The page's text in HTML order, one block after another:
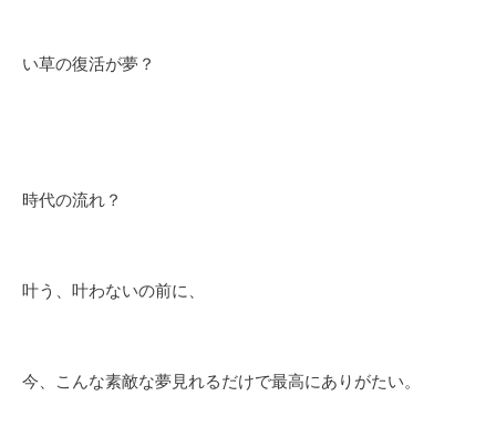
い草の復活が夢？
時代の流れ？
叶う、叶わないの前に、
今、こんな素敵な夢見れるだけで最高にありがたい。